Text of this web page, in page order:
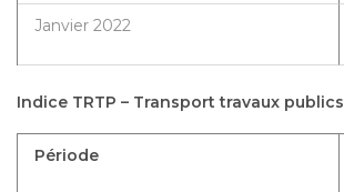
Janvier 2022
Indice TRTP – Transport travaux publics
Période